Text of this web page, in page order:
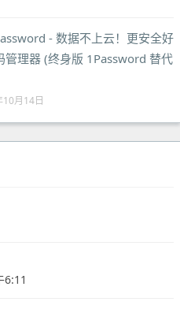
- 数据不上云！更安全好
管理器 (终身版 1Password 替代
月14日
6:11